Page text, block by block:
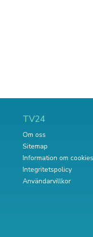
TV24
Om oss
Sitemap
Information om cookies
Integritetspolicy
Användarvillkor